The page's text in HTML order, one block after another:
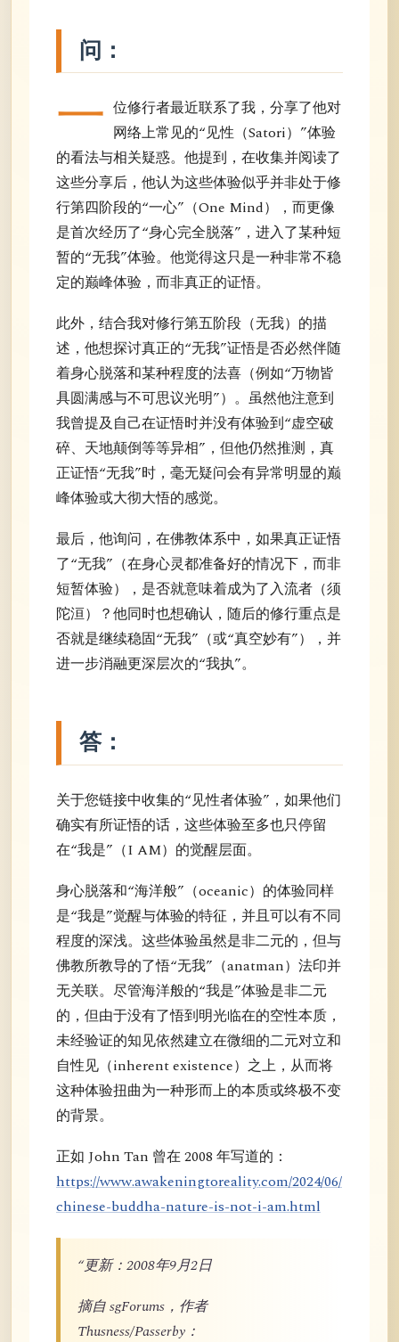
问：
一 位修行者最近联系了我，分享了他对
网络上常见的“见性（Satori）”体验
的看法与相关疑惑。他提到，在收集并阅读了
这些分享后，他认为这些体验似乎并非处于修
行第四阶段的“一心”（One Mind），而更像
是首次经历了“身心完全脱落”，进入了某种短
暂的“无我”体验。他觉得这只是一种非常不稳
定的巅峰体验，而非真正的证悟。
此外，结合我对修行第五阶段（无我）的描
述，他想探讨真正的“无我”证悟是否必然伴随
着身心脱落和某种程度的法喜（例如“万物皆
具圆满感与不可思议光明”）。虽然他注意到
我曾提及自己在证悟时并没有体验到“虚空破
碎、天地颠倒等等异相”，但他仍然推测，真
正证悟“无我”时，毫无疑问会有异常明显的巅
峰体验或大彻大悟的感觉。
最后，他询问，在佛教体系中，如果真正证悟
了“无我”（在身心灵都准备好的情况下，而非
短暂体验），是否就意味着成为了入流者（须
陀洹）？他同时也想确认，随后的修行重点是
否就是继续稳固“无我”（或“真空妙有”），并
进一步消融更深层次的“我执”。
答：
关于您链接中收集的“见性者体验”，如果他们
确实有所证悟的话，这些体验至多也只停留
在“我是”（I AM）的觉醒层面。
身心脱落和“海洋般”（oceanic）的体验同样
是“我是”觉醒与体验的特征，并且可以有不同
程度的深浅。这些体验虽然是非二元的，但与
佛教所教导的了悟“无我”（anatman）法印并
无关联。尽管海洋般的“我是”体验是非二元
的，但由于没有了悟到明光临在的空性本质，
未经验证的知见依然建立在微细的二元对立和
自性见（inherent existence）之上，从而将
这种体验扭曲为一种形而上的本质或终极不变
的背景。
正如 John Tan 曾在 2008 年写道的：
https://www.awakeningtoreality.com/2024/06/
chinese-buddha-nature-is-not-i-am.html
“更新：2008年9月2日
摘自 sgForums，作者
Thusness/Passerby：